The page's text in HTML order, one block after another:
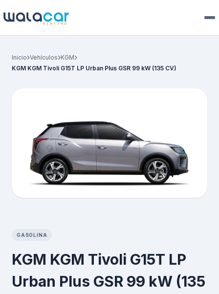
Inicio›Vehículos›KGM›
KGM KGM Tivoli G15T LP Urban Plus GSR 99 kW (135 CV)
GASOLINA
KGM KGM Tivoli G15T LP
Urban Plus GSR 99 kW (135